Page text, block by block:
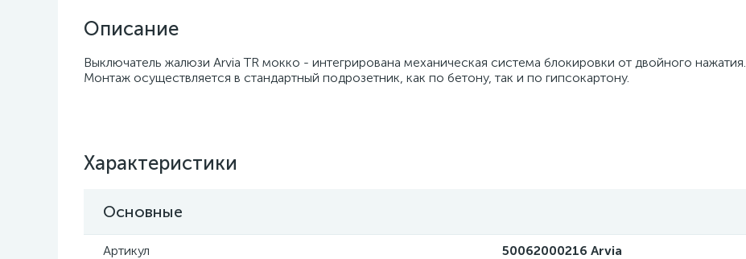
Описание
Выключатель жалюзи Arvia TR мокко - интегрирована механическая система блокировки от двойного нажатия.
Монтаж осуществляется в стандартный подрозетник, как по бетону, так и по гипсокартону.
Характеристики
Основные
Артикул
50062000216 Arvia